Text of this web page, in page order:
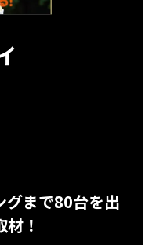
グまで80台を出
！